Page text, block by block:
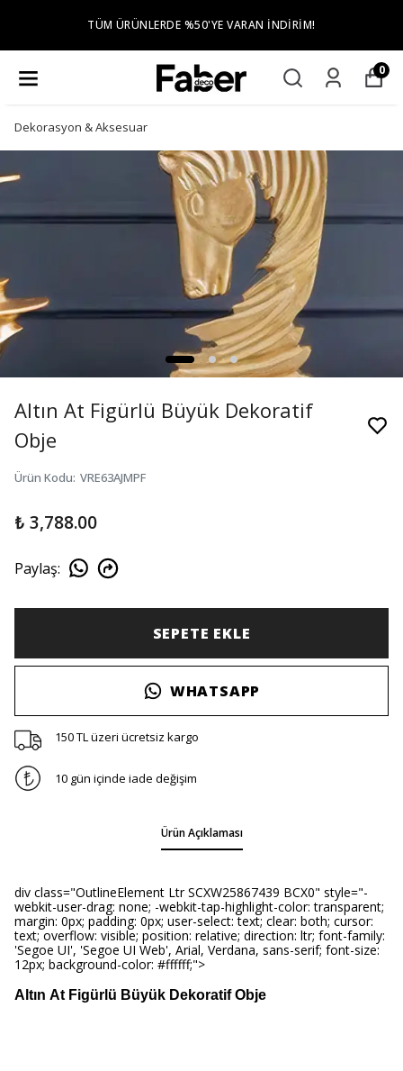
TÜM ÜRÜNLERDE %50'YE VARAN İNDIRIM!
0
Dekorasyon & Aksesuar
Altın At Figürlü Büyük Dekoratif
Obje
Ürün Kodu: VRE63AJMPF
₺ 3,788.00
Paylaş:
SEPETE EKLE
WHATSAPP
150 TL üzeri ücretsiz kargo
10 gün içinde iade değişim
Ürün Açıklaması
div class="OutlineElement Ltr SCXW25867439 BCX0" style="-
webkit-user-drag: none; -webkit-tap-highlight-color: transparent;
margin: 0px; padding: 0px; user-select: text; clear: both; cursor:
text; overflow: visible; position: relative; direction: ltr; font-family:
'Segoe UI', 'Segoe UI Web', Arial, Verdana, sans-serif; font-size:
12px; background-color: #ffffff;">
Altın At Figürlü Büyük Dekoratif Obje